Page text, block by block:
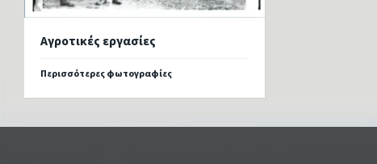
Αγροτικές εργασίες
Περισσότερες φωτογραφίες